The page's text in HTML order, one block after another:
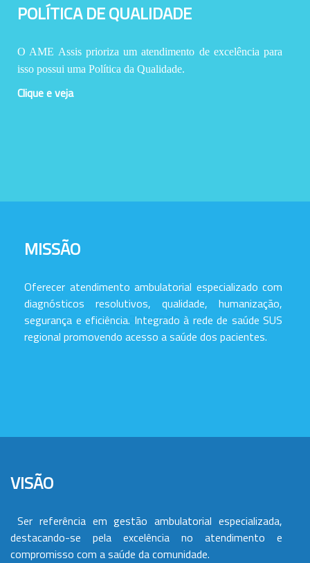
POLÍTICA DE QUALIDADE
O AME Assis prioriza um atendimento de excelência para
isso possui uma Política da Qualidade.
Clique e veja
MISSÃO
Oferecer atendimento ambulatorial especializado com
diagnósticos resolutivos, qualidade, humanização,
segurança e eficiência. Integrado à rede de saúde SUS
regional promovendo acesso a saúde dos pacientes.
VISÃO
Ser referência em gestão ambulatorial especializada,
destacando-se pela excelência no atendimento e
compromisso com a saúde da comunidade.